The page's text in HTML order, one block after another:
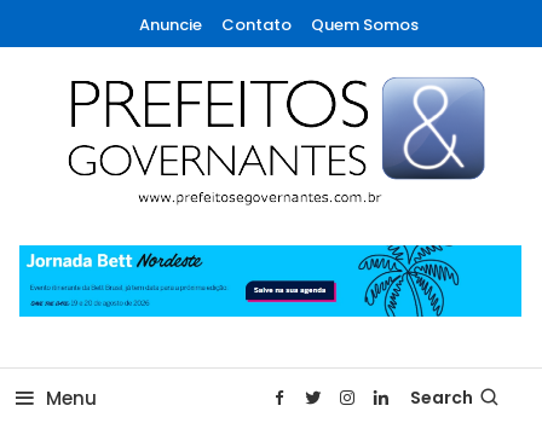
To
Content
Anuncie Contato Quem Somos
Prefeitos & Governantes
Menu Search